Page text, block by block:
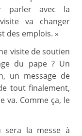
parler avec la
va changer
des emplois. »
visite de soutien
du pape ? Un
un message de
tout finalement,
va. Comme ça, le
sera la messe à